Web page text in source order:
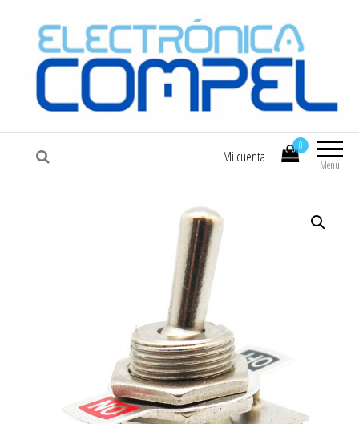
COMPEL Electrónica COMPEL
Menú
0
Mi cuenta